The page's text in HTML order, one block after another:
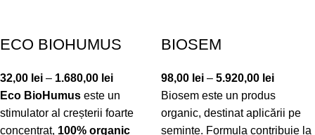
ECO BIOHUMUS
32,00 lei – 1.680,00 lei
Eco BioHumus este un
stimulator al creșterii foarte
concentrat, 100% organic
BIOSEM
98,00 lei – 5.920,00 lei
Biosem este un produs
organic, destinat aplicării pe
semințe. Formula contribuie la